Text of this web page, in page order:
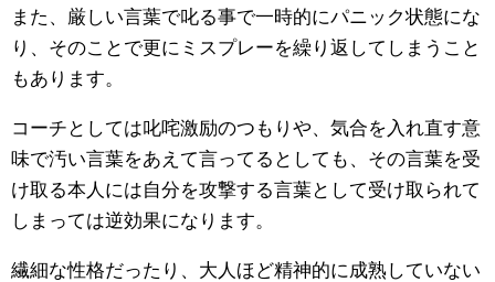
また、厳しい言葉で叱る事で一時的にパニック状態にな
り、そのことで更にミスプレーを繰り返してしまうこと
もあります。
コーチとしては叱咤激励のつもりや、気合を入れ直す意
味で汚い言葉をあえて言ってるとしても、その言葉を受
け取る本人には自分を攻撃する言葉として受け取られて
しまっては逆効果になります。
繊細な性格だったり、大人ほど精神的に成熟していない